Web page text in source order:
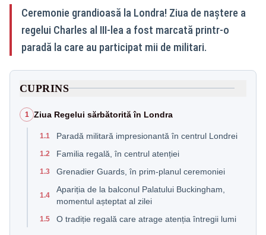
Ceremonie grandioasă la Londra! Ziua de naștere a
regelui Charles al III-lea a fost marcată printr-o
paradă la care au participat mii de militari.
CUPRINS
1 Ziua Regelui sărbătorită în Londra
1.1 Paradă militară impresionantă în centrul Londrei
1.2 Familia regală, în centrul atenției
1.3 Grenadier Guards, în prim-planul ceremoniei
1.4
Apariția de la balconul Palatului Buckingham,
momentul așteptat al zilei
1.5 O tradiție regală care atrage atenția întregii lumi